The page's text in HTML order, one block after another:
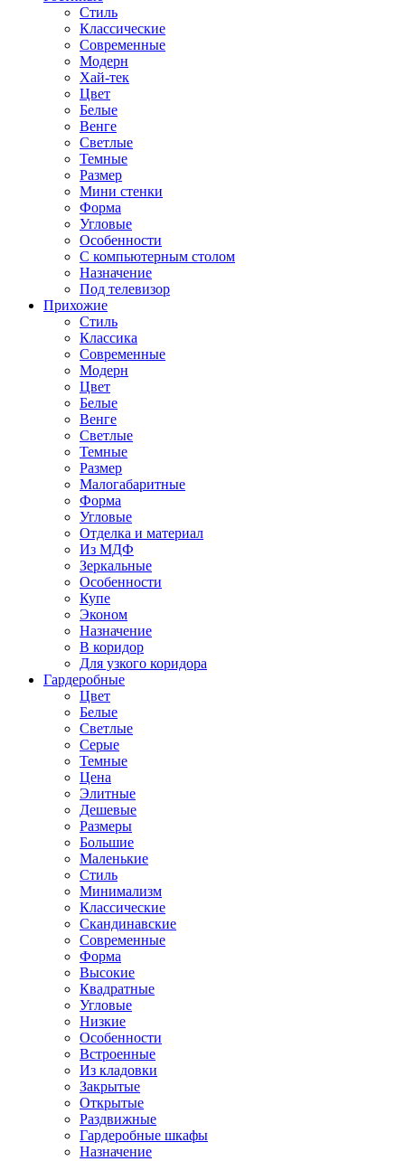
Стиль
Классические
Современные
Модерн
Хай-тек
Цвет
Белые
Венге
Светлые
Темные
Размер
Мини стенки
Форма
Угловые
Особенности
С компьютерным столом
Назначение
Под телевизор
Прихожие
Стиль
Классика
Современные
Модерн
Цвет
Белые
Венге
Светлые
Темные
Размер
Малогабаритные
Форма
Угловые
Отделка и материал
Из МДФ
Зеркальные
Особенности
Купе
Эконом
Назначение
В коридор
Для узкого коридора
Гардеробные
Цвет
Белые
Светлые
Серые
Темные
Цена
Элитные
Дешевые
Размеры
Большие
Маленькие
Стиль
Минимализм
Классические
Скандинавские
Современные
Форма
Высокие
Квадратные
Угловые
Низкие
Особенности
Встроенные
Из кладовки
Закрытые
Открытые
Раздвижные
Гардеробные шкафы
Назначение